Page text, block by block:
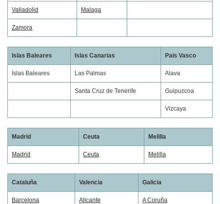
Valladolid Malaga
Zamora
Islas Baleares Islas Canarias Pais Vasco
Islas Baleares Las Palmas Alava
Santa Cruz de Tenerife Guipuzcoa
Vizcaya
Madrid Ceuta Melilla
Madrid Ceuta Melilla
Cataluña Valencia Galicia
Barcelona Alicante A Coruña